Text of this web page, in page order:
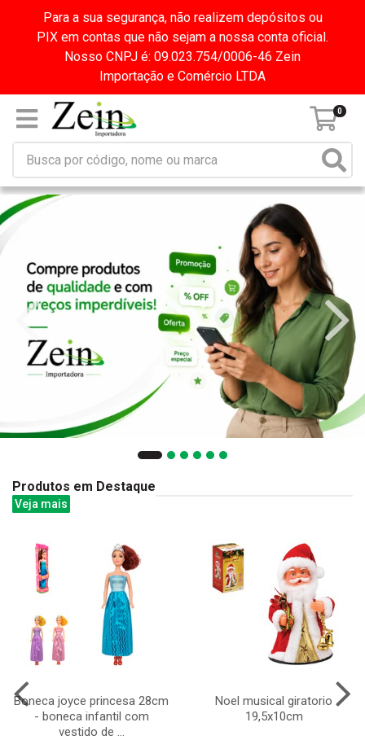
Para a sua segurança, não realizem depósitos ou
PIX em contas que não sejam a nossa conta oficial.
Nosso CNPJ é: 09.023.754/0006-46 Zein
Importação e Comércio LTDA
0
Produtos em Destaque
Veja mais
Boneca joyce princesa 28cm
- boneca infantil com
vestido de ...
Noel musical giratorio
19,5x10cm